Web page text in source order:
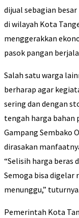
dijual sebagian
di wilayah Kota
menggerakkan
pasok pangan
Salah satu warga
berharap agar
sering dan dengan
tengah harga bahan
Gampang Sembako
dirasakan
“Selisih harga beras
Semoga bisa digelar
menunggu,” tuturnya.
Pemerintah Kota